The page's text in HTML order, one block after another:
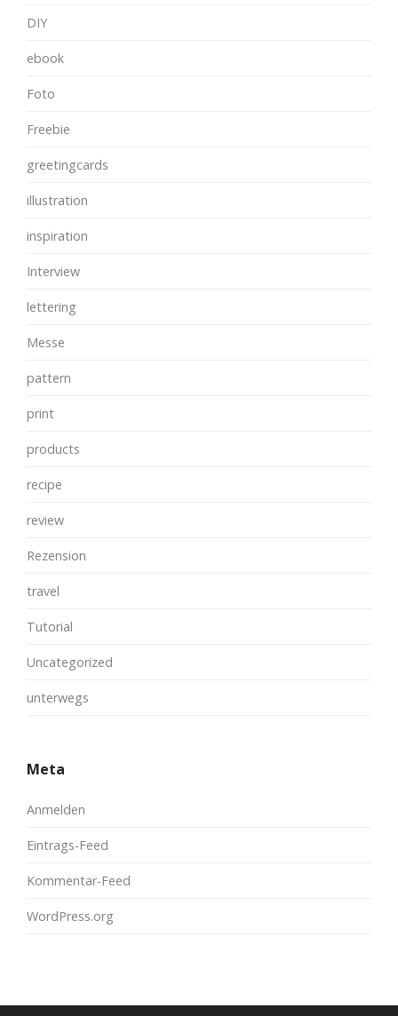
DIY
ebook
Foto
Freebie
greetingcards
illustration
inspiration
Interview
lettering
Messe
pattern
print
products
recipe
review
Rezension
travel
Tutorial
Uncategorized
unterwegs
Meta
Anmelden
Eintrags-Feed
Kommentar-Feed
WordPress.org